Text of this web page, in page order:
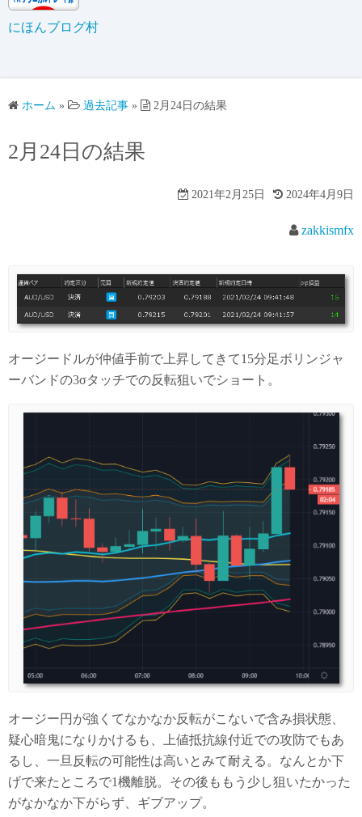
にほんブログ村
ホーム » 過去記事 » 2月24日の結果
2月24日の結果
2021年2月25日 2024年4月9日
zakkismfx
オージードルが仲値手前で上昇してきて15分足ボリンジャ
ーバンドの3σタッチでの反転狙いでショート。
オージー円が強くてなかなか反転がこないで含み損状態、
疑心暗鬼になりかけるも、上値抵抗線付近での攻防でもあ
るし、一旦反転の可能性は高いとみて耐える。なんとか下
げで来たところで1機離脱。その後ももう少し狙いたかった
がなかなか下がらず、ギブアップ。